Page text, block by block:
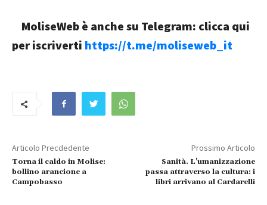
MoliseWeb è anche su Telegram: clicca qui
per iscriverti https://t.me/moliseweb_it
Articolo Precdedente
Torna il caldo in Molise:
bollino arancione a
Campobasso
Prossimo Articolo
Sanità. L'umanizzazione
passa attraverso la cultura: i
libri arrivano al Cardarelli